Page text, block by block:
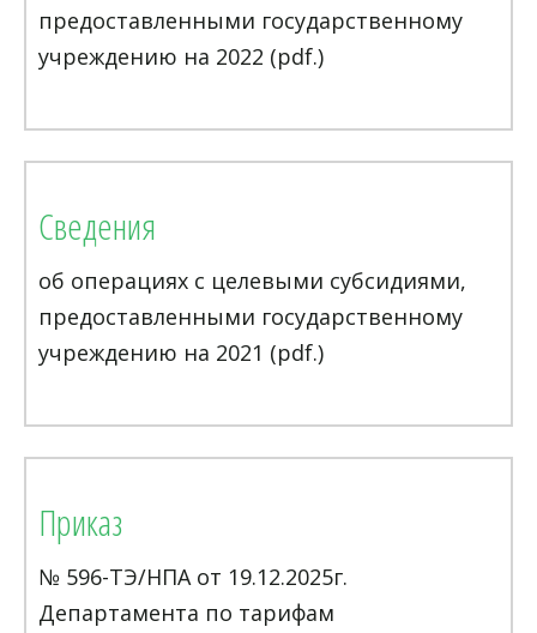
предоставленными государственному
учреждению на 2022 (pdf.)
Сведения
об операциях с целевыми субсидиями,
предоставленными государственному
учреждению на 2021 (pdf.)
Приказ
№ 596-ТЭ/НПА от 19.12.2025г.
Департамента по тарифам